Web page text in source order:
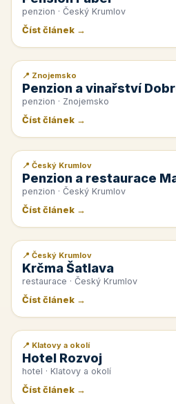
penzion · Český Krumlov
Číst článek →
📰 PR článek
📍 Znojemsko
Penzion a vinařství
penzion · Znojemsko
Číst článek →
📰 PR článek
📍 Český Krumlov
Penzion a restaurace
penzion · Český Krumlov
Číst článek →
📰 PR článek
📍 Český Krumlov
Krčma Šatlava
restaurace · Český Krumlov
Číst článek →
📰 PR článek
📍 Klatovy a okolí
Hotel Rozvoj
hotel · Klatovy a okolí
Číst článek →